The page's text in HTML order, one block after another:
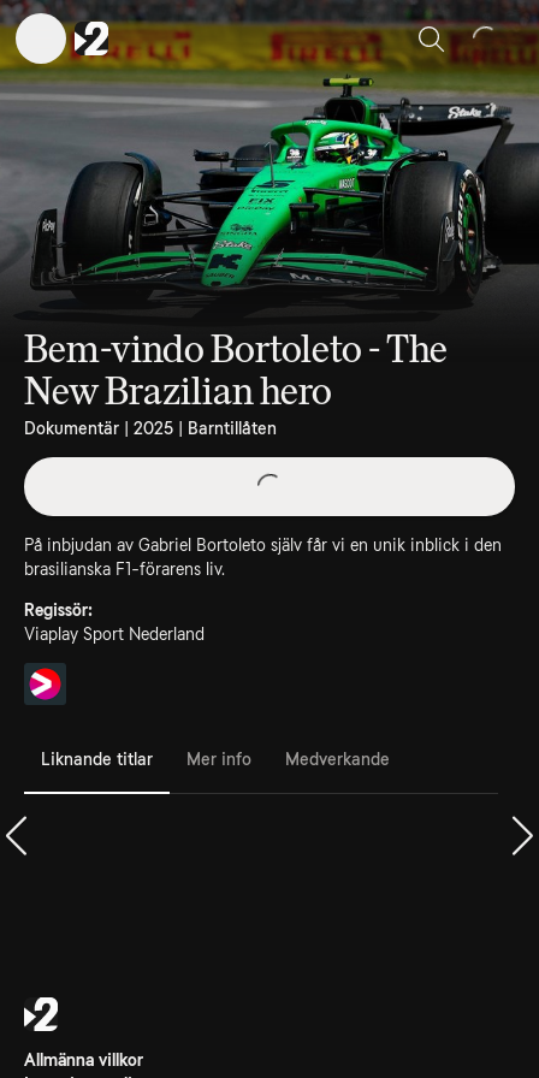
Sök
Bem-vindo Bortoleto - The
New Brazilian hero
Dokumentär | 2025 | Barntillåten
På inbjudan av Gabriel Bortoleto själv får vi en unik inblick i den
brasilianska F1-förarens liv.
Regissör:
Viaplay Sport Nederland
Liknande titlar Mer info Medverkande
Allmänna villkor